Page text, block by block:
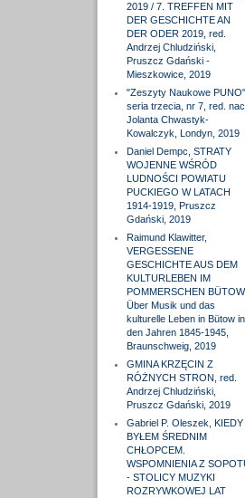
2019 / 7. TREFFEN MIT
DER GESCHICHTE AN
DER ODER 2019, red.
Andrzej Chludziński,
Pruszcz Gdański -
Mieszkowice, 2019
"Zeszyty Naukowe PUNO",
seria trzecia, nr 7, red.
Jolanta Chwastyk-
Kowalczyk, Londyn, 2019
Daniel Dempc, STRATY
WOJENNE WŚRÓD
LUDNOŚCI POWIATU
PUCKIEGO W LATACH
1914-1919, Pruszcz
Gdański, 2019
Raimund Klawitter,
VERGESSENE
GESCHICHTE AUS DEM
KULTURLEBEN IM
POMMERSCHEN BÜTOW.
Über Musik und das
kulturelle Leben in Bütow in
den Jahren 1845-1945,
Braunschweig, 2019
GMINA KRZĘCIN Z
RÓŻNYCH STRON, red.
Andrzej Chludziński,
Pruszcz Gdański, 2019
Gabriel P. Oleszek, KIEDY
BYŁEM ŚREDNIM
CHŁOPCEM.
WSPOMNIENIA Z
- STOLICY MUZYKI
ROZRYWKOWEJ LAT